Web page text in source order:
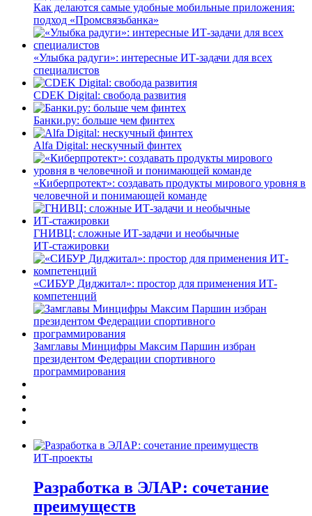
Как делаются самые удобные мобильные приложения:
подход «Промсвязьбанка»
«Улыбка радуги»: интересные ИТ-задачи для всех
специалистов
CDEK Digital: свобода развития
Банки.ру: больше чем финтех
Alfa Digital: нескучный финтех
«Киберпротект»: создавать продукты мирового уровня в
человечной и понимающей команде
ГНИВЦ: сложные ИТ‑задачи и необычные
ИТ‑стажировки
«СИБУР Диджитал»: простор для применения ИТ-
компетенций
Замглавы Минцифры Максим Паршин избран
президентом Федерации спортивного
программирования
ИТ-проекты
Разработка в ЭЛАР: сочетание
преимуществ